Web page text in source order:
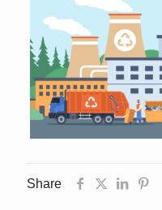
Share